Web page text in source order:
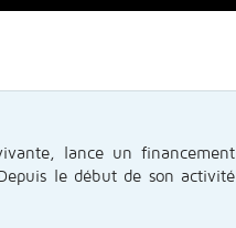
lance un financement
le début de son activité